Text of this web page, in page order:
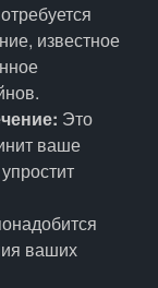
известное
Это
ваше
ваших